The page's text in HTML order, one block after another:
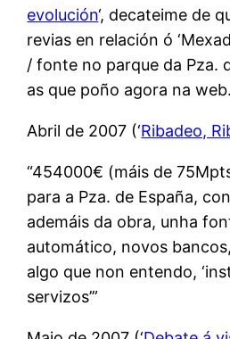
evolución‘, decateime de
revias en relación ó
/ fonte no parque da Pza.
as que poño agora na web.
Abril de 2007 (‘Ribadeo,
“454000€ (máis de
para a Pza. de España,
ademáis da obra, unha
automático, novos
algo que non entendo,
servizos’”